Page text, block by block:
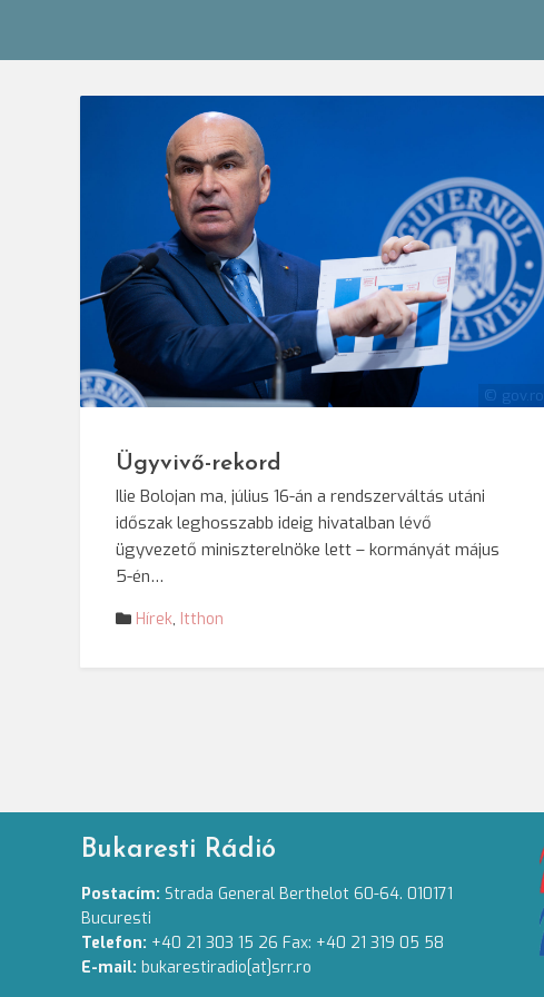
© gov.ro
Ügyvivő-rekord
Ilie Bolojan ma, július 16-án a rendszerváltás utáni
időszak leghosszabb ideig hivatalban lévő
ügyvezető miniszterelnöke lett – kormányát május
5-én…
Hírek, Itthon
Bukaresti Rádió
Postacím: Strada General Berthelot 60-64. 010171
Bucuresti
Telefon: +40 21 303 15 26 Fax: +40 21 319 05 58
E-mail: bukarestiradio[at]srr.ro